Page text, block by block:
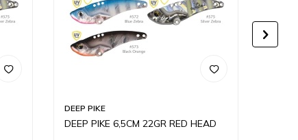
DEEP PIKE
DEEP PIKE 6,5CM 22GR RED HEAD